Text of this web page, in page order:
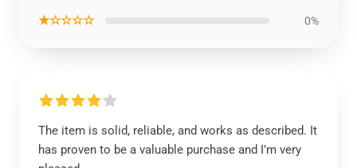
★☆☆☆☆ 0%
The item is solid, reliable, and works as described. It
has proven to be a valuable purchase and I’m very